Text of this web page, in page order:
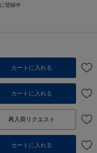
登録中
カートに入れる
カートに入れる
再入荷リクエスト
カートに入れる